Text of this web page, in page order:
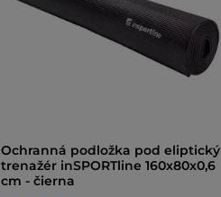
Ochranná podložka pod eliptický
trenažér inSPORTline 160x80x0,6
cm - čierna